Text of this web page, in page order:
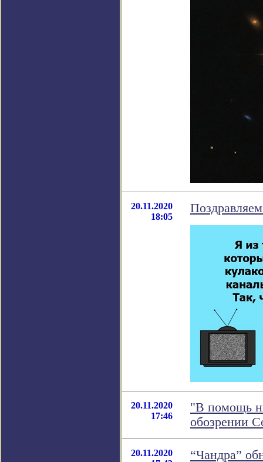
20.11.2020
18:05
20.11.2020
17:46
"В помощь
обозрении
20.11.2020
“Чандра”